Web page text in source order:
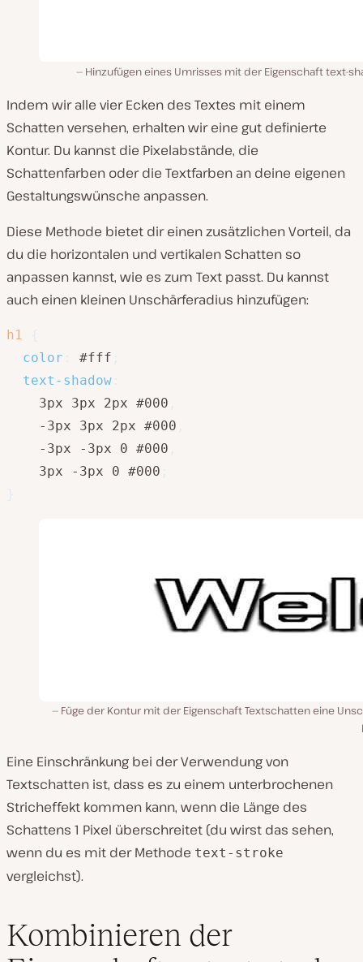
Hinzufügen eines Umrisses mit der Eigenschaft text-
Indem wir alle vier Ecken des Textes mit einem
Schatten versehen, erhalten wir eine gut definierte
Kontur. Du kannst die Pixelabstände, die
Schattenfarben oder die Textfarben an deine eigenen
Gestaltungswünsche anpassen.
Diese Methode bietet dir einen zusätzlichen Vorteil, da
du die horizontalen und vertikalen Schatten so
anpassen kannst, wie es zum Text passt. Du kannst
auch einen kleinen Unschärferadius hinzufügen:
h1
color
#fff
text-shadow
    3px 3px 2px #000
    -3px 3px 2px #000
    -3px -3px 0 #000
    3px -3px 0 #000
Füge der Kontur mit der Eigenschaft Textschatten eine
Eine Einschränkung bei der Verwendung von
Textschatten ist, dass es zu einem unterbrochenen
Stricheffekt kommen kann, wenn die Länge des
Schattens 1 Pixel überschreitet (du wirst das sehen,
wenn du es mit der Methode text-stroke
vergleichst).
Kombinieren der